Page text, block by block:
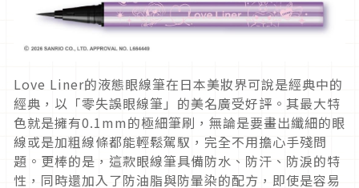
Love Liner的液態眼線筆在日本美妝界可說是經典中的
經典，以「零失誤眼線筆」的美名廣受好評。其最大特
色就是擁有0.1mm的極細筆刷，無論是要畫出纖細的眼
線或是加粗線條都能輕鬆駕馭，完全不用擔心手殘問
題。更棒的是，這款眼線筆具備防水、防汗、防淚的特
性，同時還加入了防油脂與防暈染的配方，即使是容易